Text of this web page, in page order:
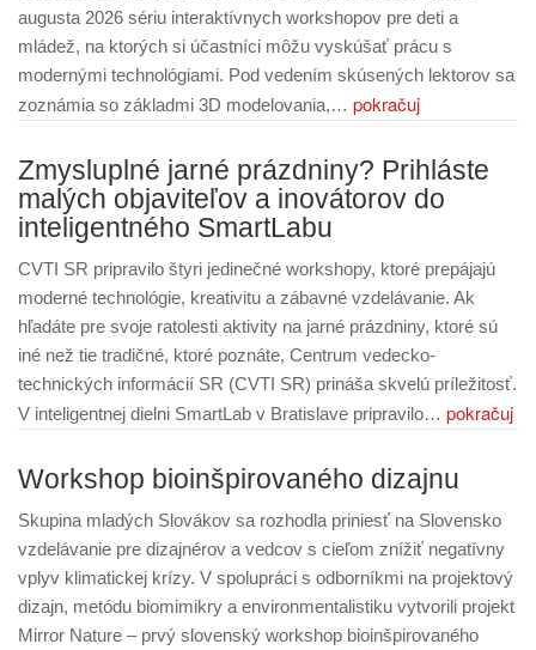
augusta 2026 sériu interaktívnych workshopov pre deti a
mládež, na ktorých si účastníci môžu vyskúšať prácu s
modernými technológiami. Pod vedením skúsených lektorov sa
zoznámia so základmi 3D modelovania,… pokračuj
Zmysluplné jarné prázdniny? Prihláste
malých objaviteľov a inovátorov do
inteligentného SmartLabu
CVTI SR pripravilo štyri jedinečné workshopy, ktoré prepájajú
moderné technológie, kreativitu a zábavné vzdelávanie. Ak
hľadáte pre svoje ratolesti aktivity na jarné prázdniny, ktoré sú
iné než tie tradičné, ktoré poznáte, Centrum vedecko-
technických informácií SR (CVTI SR) prináša skvelú príležitosť.
V inteligentnej dielni SmartLab v Bratislave pripravilo… pokračuj
Workshop bioinšpirovaného dizajnu
Skupina mladých Slovákov sa rozhodla priniesť na Slovensko
vzdelávanie pre dizajnérov a vedcov s cieľom znížiť negatívny
vplyv klimatickej krízy. V spolupráci s odborníkmi na projektový
dizajn, metódu biomimikry a environmentalistiku vytvorili projekt
Mirror Nature – prvý slovenský workshop bioinšpirovaného